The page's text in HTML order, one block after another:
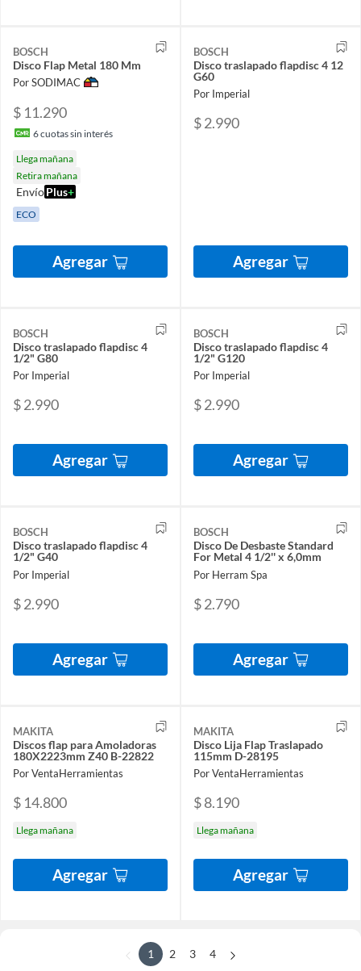
BOSCH
Disco Flap Metal 180 Mm
Por SODIMAC
$ 11.290
6cuotas sin interés
Llega mañana
Retira mañana
EnvíoPlus+
ECO
Agregar
BOSCH
Disco traslapado flapdisc 4 12
G60
Por Imperial
$ 2.990
Agregar
BOSCH
Disco traslapado flapdisc 4
1/2" G80
Por Imperial
$ 2.990
Agregar
BOSCH
Disco traslapado flapdisc 4
1/2" G120
Por Imperial
$ 2.990
Agregar
BOSCH
Disco traslapado flapdisc 4
1/2" G40
Por Imperial
$ 2.990
Agregar
BOSCH
Disco De Desbaste Standard
For Metal 4 1/2'' x 6,0mm
Por Herram Spa
$ 2.790
Agregar
MAKITA
Discos flap para Amoladoras
180X2223mm Z40 B-22822
Por VentaHerramientas
$ 14.800
Llega mañana
Agregar
MAKITA
Disco Lija Flap Traslapado
115mm D-28195
Por VentaHerramientas
$ 8.190
Llega mañana
Agregar
1 2 3 4